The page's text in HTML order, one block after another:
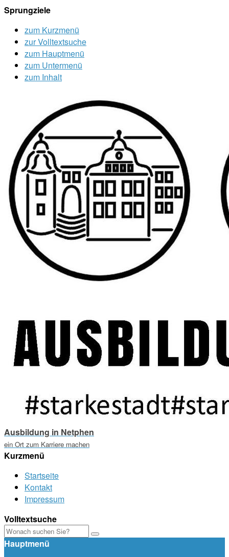
Sprungziele
zum Kurzmenü
zur Volltextsuche
zum Hauptmenü
zum Untermenü
zum Inhalt
Ausbildung in Netphen
ein Ort zum Karriere machen
Kurzmenü
Startseite
Kontakt
Impressum
Volltextsuche
Hauptmenü